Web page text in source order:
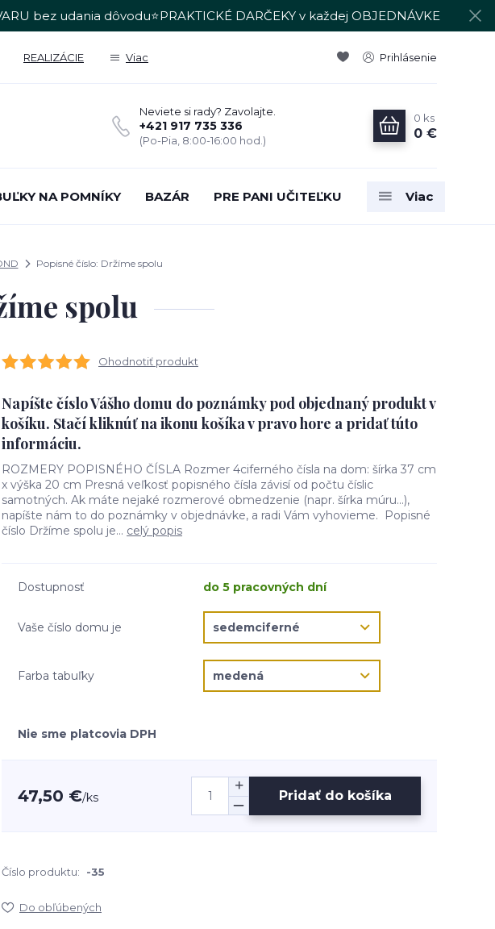
bez udania dôvodu⭐PRAKTICKÉ DARČEKY v každej OBJEDNÁVKE
REALIZÁCIE Viac Prihlásenie
Neviete si rady? Zavolajte.
+421 917 735 336
(Po-Pia, 8:00-16:00 hod.)
0 ks
0 €
NA POMNÍKY BAZÁR PRE PANI UČITEĽKU Viac
Popisné číslo: Držíme spolu
spolu
Ohodnotiť produkt
Napíšte číslo Vášho domu do poznámky pod objednaný produkt v
košíku. Stačí kliknúť na ikonu košíka v pravo hore a pridať túto
informáciu.
ROZMERY POPISNÉHO ČÍSLA Rozmer 4ciferného čísla na dom: šírka 37 cm
x výška 20 cm Presná veľkosť popisného čísla závisí od počtu číslic
samotných. Ak máte nejaké rozmerové obmedzenie (napr. šírka múru...),
napíšte nám to do poznámky v objednávke, a radi Vám vyhovieme. Popisné
číslo Držíme spolu je... celý popis
Dostupnosť do 5 pracovných dní
Vaše číslo domu je
Farba tabuľky
Nie sme platcovia DPH
47,50 €/ks Pridať do košíka
Číslo produktu: -35
Do obľúbených